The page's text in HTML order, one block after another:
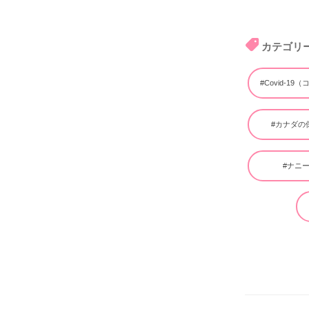
カテゴリ
#Covid-19（コ
#カナダの
#ナニー